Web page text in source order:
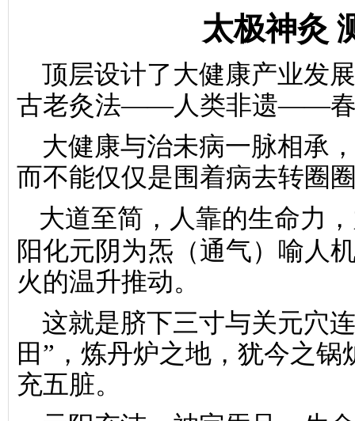
太极神灸
顶层设计了大健康产业发
古老灸法——人类非遗——春
大健康与治未病一脉相承
而不能仅仅是围着病去转圈
大道至简，人靠的生命力
阳化元阴为炁（通气）喻人
火的温升推动。
这就是脐下三寸与关元穴
田”，炼丹炉之地，犹今之
充五脏。